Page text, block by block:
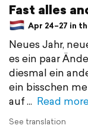
Fast alles
Apr 24–27 in
Neues Jahr,
es ein paar
diesmal ein
ein bisschen
auf
Read
See translation